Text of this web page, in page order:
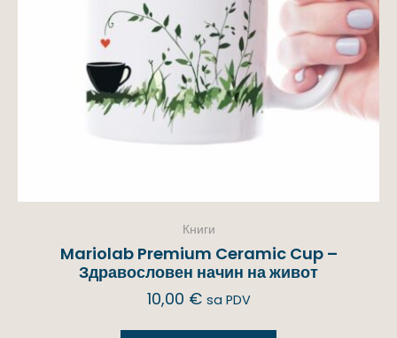
Книги
Mariolab Premium Ceramic Cup –
Здравословен начин на живот
10,00 € sa PDV